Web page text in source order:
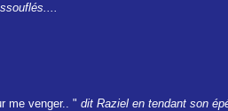
me venger.. " dit Raziel en tendant son